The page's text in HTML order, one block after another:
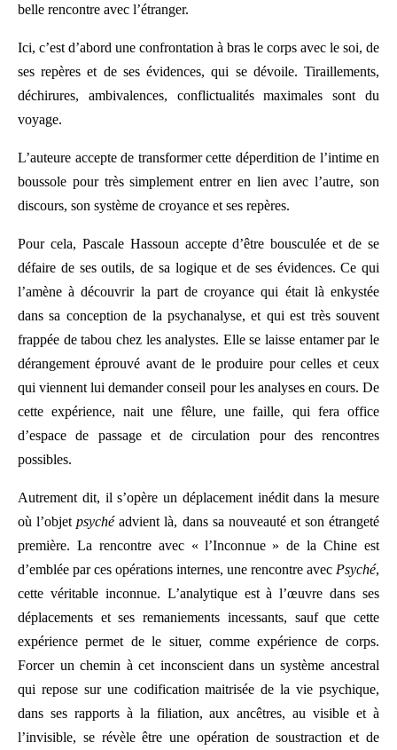
belle rencontre avec l’étranger.
Ici, c’est d’abord une confrontation à bras le corps avec le soi, de
ses repères et de ses évidences, qui se dévoile. Tiraillements,
déchirures, ambivalences, conflictualités maximales sont du
voyage.
L’auteure accepte de transformer cette déperdition de l’intime en
boussole pour très simplement entrer en lien avec l’autre, son
discours, son système de croyance et ses repères.
Pour cela, Pascale Hassoun accepte d’être bousculée et de se
défaire de ses outils, de sa logique et de ses évidences. Ce qui
l’amène à découvrir la part de croyance qui était là enkystée
dans sa conception de la psychanalyse, et qui est très souvent
frappée de tabou chez les analystes. Elle se laisse entamer par le
dérangement éprouvé avant de le produire pour celles et ceux
qui viennent lui demander conseil pour les analyses en cours. De
cette expérience, nait une fêlure, une faille, qui fera office
d’espace de passage et de circulation pour des rencontres
possibles.
Autrement dit, il s’opère un déplacement inédit dans la mesure
où l’objetpsychéadvient là, dans sa nouveauté et son étrangeté
première. La rencontre avec « l’Inconnue » de la Chine est
d’emblée par ces opérations internes, une rencontre avec Psyché,
cette véritable inconnue. L’analytique est à l’œuvre dans ses
déplacements et ses remaniements incessants, sauf que cette
expérience permet de le situer, comme expérience de corps.
Forcer un chemin à cet inconscient dans un système ancestral
qui repose sur une codification maitrisée de la vie psychique,
dans ses rapports à la filiation, aux ancêtres, au visible et à
l’invisible, se révèle être une opération de soustraction et de